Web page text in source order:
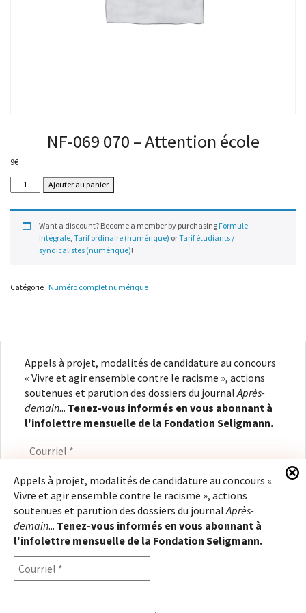
NF-069 070 – Attention école
9€
quantité
de
Attention
Ajouter au panier
Want a discount? Become a member by purchasing Formule
intégrale, Tarif ordinaire (numérique) orTarif étudiants /
syndicalistes (numérique)!
Catégorie : Numéro complet numérique
Appels à projet, modalités de candidature au concours
« Vivre et agir ensemble contre le racisme », actions
soutenues et parution des dossiers du journalAprès-
demain... Tenez-vous informés en vous abonnant à
l'infolettre mensuelle de la Fondation Seligmann.
En renseignant votre adresse électronique, vous
consentez à recevoir l'infolettre de la Fondation
Seligmann, conformément à notrepolitique de
confidentialité. Il vous sera possible de vous
désabonner à tout moment.
Appels à projet, modalités de candidature au concours «
Vivre et agir ensemble contre le racisme », actions
soutenues et parution des dossiers du journalAprès-
demain... Tenez-vous informés en vous abonnant à
l'infolettre mensuelle de la Fondation Seligmann.